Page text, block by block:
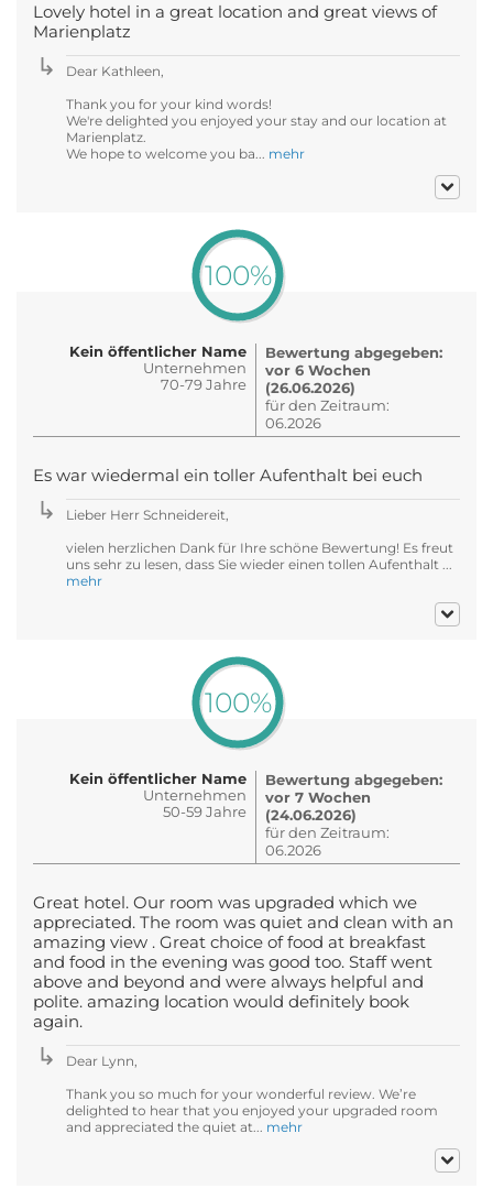
Lovely hotel in a great location and great views of
Marienplatz
Dear Kathleen,
Thank you for your kind words!
We're delighted you enjoyed your stay and our location at
Marienplatz.
We hope to welcome you ba... mehr
100%
Kein öffentlicher Name
Unternehmen
70-79 Jahre
Bewertung abgegeben:
vor 6 Wochen
(26.06.2026)
für den Zeitraum:
06.2026
Es war wiedermal ein toller Aufenthalt bei euch
Lieber Herr Schneidereit,
vielen herzlichen Dank für Ihre schöne Bewertung! Es freut
uns sehr zu lesen, dass Sie wieder einen tollen Aufenthalt ...
mehr
100%
Kein öffentlicher Name
Unternehmen
50-59 Jahre
Bewertung abgegeben:
vor 7 Wochen
(24.06.2026)
für den Zeitraum:
06.2026
Great hotel. Our room was upgraded which we
appreciated. The room was quiet and clean with an
amazing view . Great choice of food at breakfast
and food in the evening was good too. Staff went
above and beyond and were always helpful and
polite. amazing location would definitely book
again.
Dear Lynn,
Thank you so much for your wonderful review. We’re
delighted to hear that you enjoyed your upgraded room
and appreciated the quiet at... mehr